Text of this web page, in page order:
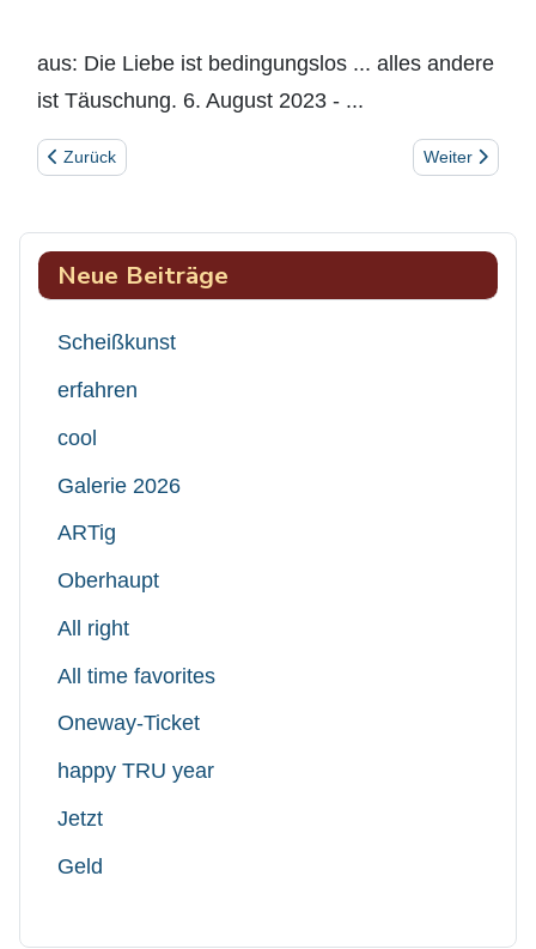
aus: Die Liebe ist bedingungslos ... alles andere
ist Täuschung. 6. August 2023 - ...
Vorheriger Beitrag: Waffenschmiede
Zurück Nächster
Weiter
Neue Beiträge
Scheißkunst
erfahren
cool
Galerie 2026
ARTig
Oberhaupt
All right
All time favorites
Oneway-Ticket
happy TRU year
Jetzt
Geld